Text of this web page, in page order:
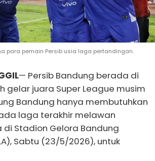
para pemain Persib usia laga pertandingan.
— Persib Bandung berada di
gelar juara Super League musim
Bandung hanya membutuhkan
laga terakhir melawan
di Stadion Gelora Bandung
Sabtu (23/5/2026), untuk